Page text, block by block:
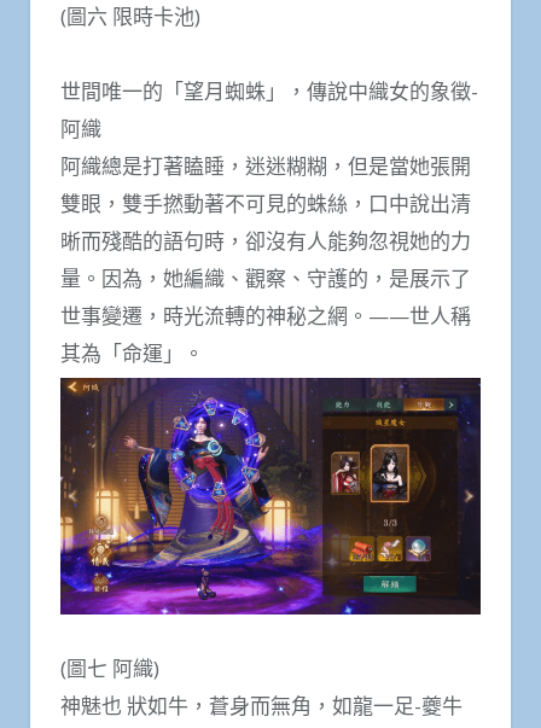
(圖六 限時卡池)
世間唯一的「望月蜘蛛」，傳說中織女的象徵-
阿織
阿織總是打著瞌睡，迷迷糊糊，但是當她張開
雙眼，雙手撚動著不可見的蛛絲，口中說出清
晰而殘酷的語句時，卻沒有人能夠忽視她的力
量。因為，她編織、觀察、守護的，是展示了
世事變遷，時光流轉的神秘之網。——世人稱
其為「命運」。
(圖七 阿織)
神魅也 狀如牛，蒼身而無角，如龍一足-夔牛